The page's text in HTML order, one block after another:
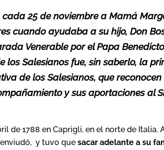
25 de noviembre a Mamá
cuando ayudaba a su hijo, Don
Venerable por el Papa
Salesianos fue, sin saberlo, la
de los Salesianos, que reconocen
y sus aportaciones al
de 1788 en Caprigli, en el norte de Italia.
y tuvo que sacar adelante a su